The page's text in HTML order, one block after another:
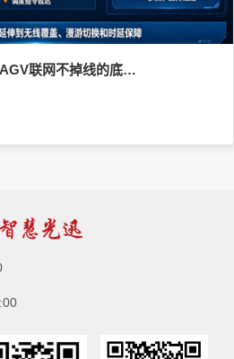
全光网仓储物流自动化：AGV联网不掉线的底层逻辑